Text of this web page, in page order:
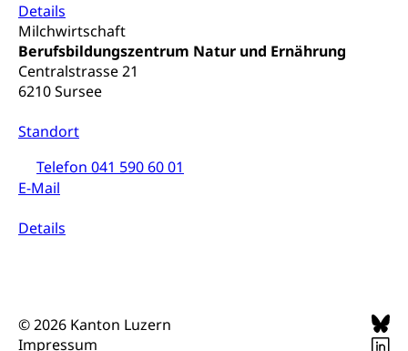
Details
Milchwirtschaft
Berufsbildungszentrum Natur und Ernährung
Centralstrasse 21
6210 Sursee
Standort
Telefon 041 590 60 01
E-Mail
Details
© 2026 Kanton Luzern
Impressum